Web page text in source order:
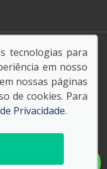
Stevenson, 510
tecnologias para
em nosso
nossas páginas
de cookies. Para
Privacidade.